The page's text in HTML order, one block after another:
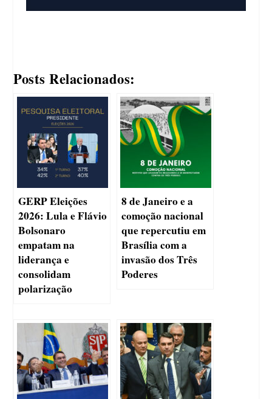
Posts Relacionados:
GERP Eleições
2026: Lula e Flávio
Bolsonaro
empatam na
liderança e
consolidam
polarização
8 de Janeiro e a
comoção nacional
que repercutiu em
Brasília com a
invasão dos Três
Poderes